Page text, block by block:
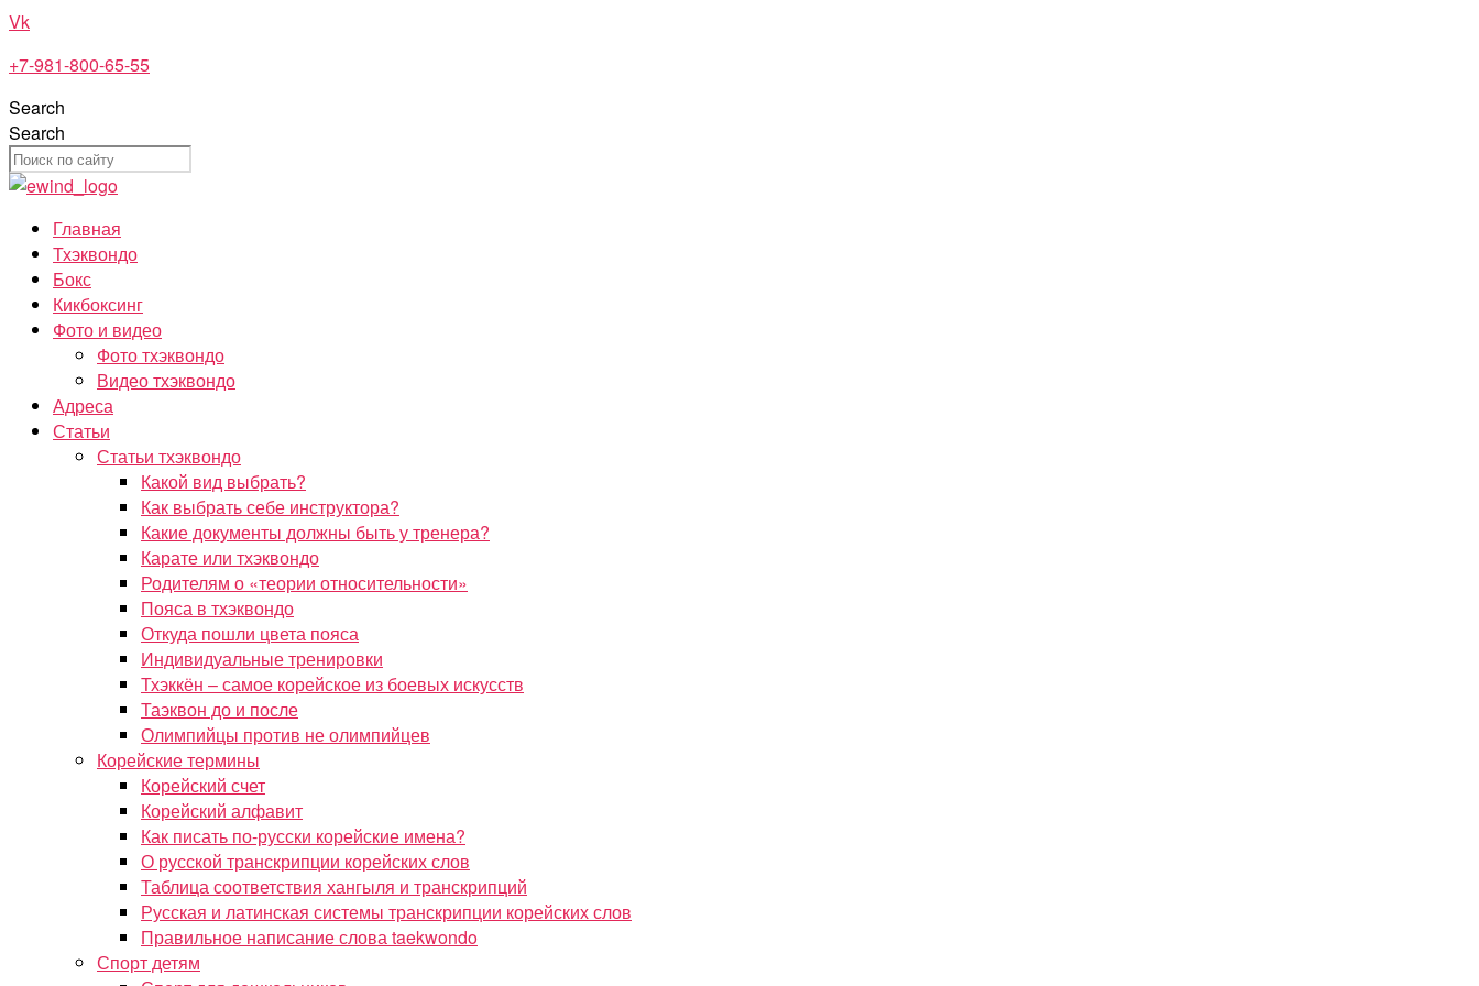
Перейти
содержимому
Vk
+7-981-800-65-55
Search
Search
Главная
Тхэквондо
Бокс
Кикбоксинг
Фото и видео
Фото тхэквондо
Видео тхэквондо
Адреса
Статьи
Статьи тхэквондо
Какой вид выбрать?
Как выбрать себе инструктора?
Какие документы должны быть у тренера?
Карате или тхэквондо
Родителям о «теории относительности»
Пояса в тхэквондо
Откуда пошли цвета пояса
Индивидуальные тренировки
Тхэккён – самое корейское из боевых искусств
Таэквон до и после
Олимпийцы против не олимпийцев
Корейские термины
Корейский счет
Корейский алфавит
Как писать по-русски корейские имена?
О русской транскрипции корейских слов
Таблица соответствия хангыля и транскрипций
Русская и латинская системы транскрипции корейских слов
Правильное написание слова taekwondo
Спорт детям